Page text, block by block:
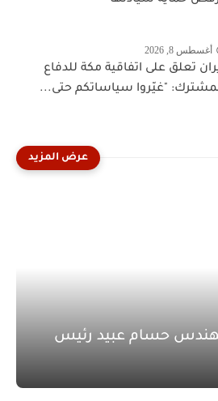
أغسطس 8, 2026
تعلق على اتفاقية مكة للدفاع
"غيّروا سياساتكم حتى...
حسام عبيد رئيس